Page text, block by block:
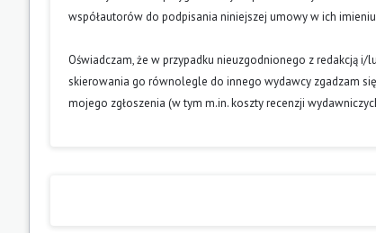
współautorów do podpisania niniejszej umowy w ich
Oświadczam, że w przypadku nieuzgodnionego z redakcją
skierowania go równolegle do innego wydawcy zgadzam
mojego zgłoszenia (w tym m.in. koszty recenzji